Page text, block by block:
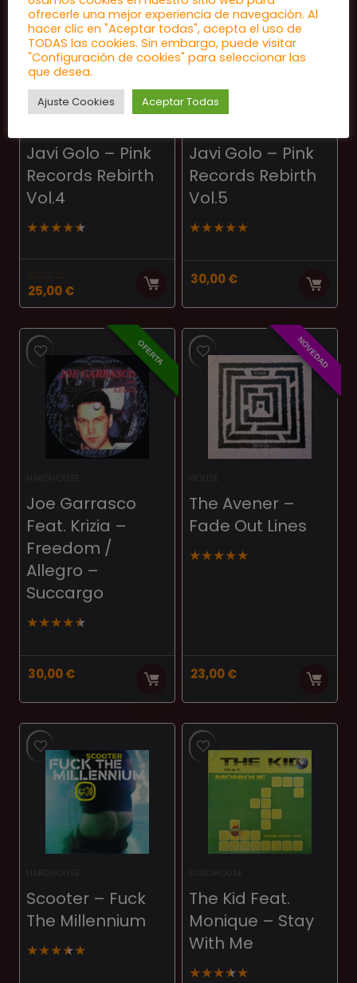
Javi Golo – Pink
Records Rebirth
Vol.4
★★★★★
30,00 €
El
precio
era:
30,00 €.
25,00€El
precio
actual
25,00 €.
Javi Golo – Pink
Records Rebirth
Vol.5
★★★★★
30,00€
OFERTA
Joe Garrasco
Feat. Krizia –
Freedom /
Allegro –
Succargo
★★★★★
30,00€
NOVEDAD
The Avener –
Fade Out Lines
★★★★★
23,00€
Scooter – Fuck
The Millennium
★★★★★
The Kid Feat.
Monique ‎– Stay
With Me
★★★★★
ofrecerle una mejor experiencia de navegación. Al
hacer clic en "Aceptar todas", acepta el uso de
TODAS las cookies. Sin embargo, puede visitar
"Configuración de cookies" para seleccionar las
que desea.
Ajuste Cookies Aceptar Todas